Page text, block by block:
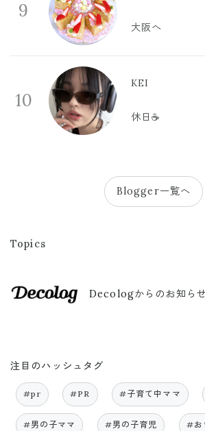
9
大阪へ
10
KEI
休日☕️
Blogger一覧へ
Topics
Decologからのお知らせ
注目のハッシュタグ
#pr #PR #子育て中ママ
#男の子ママ #男の子育児 #お